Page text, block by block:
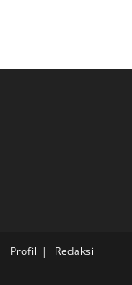
Profil Redaksi